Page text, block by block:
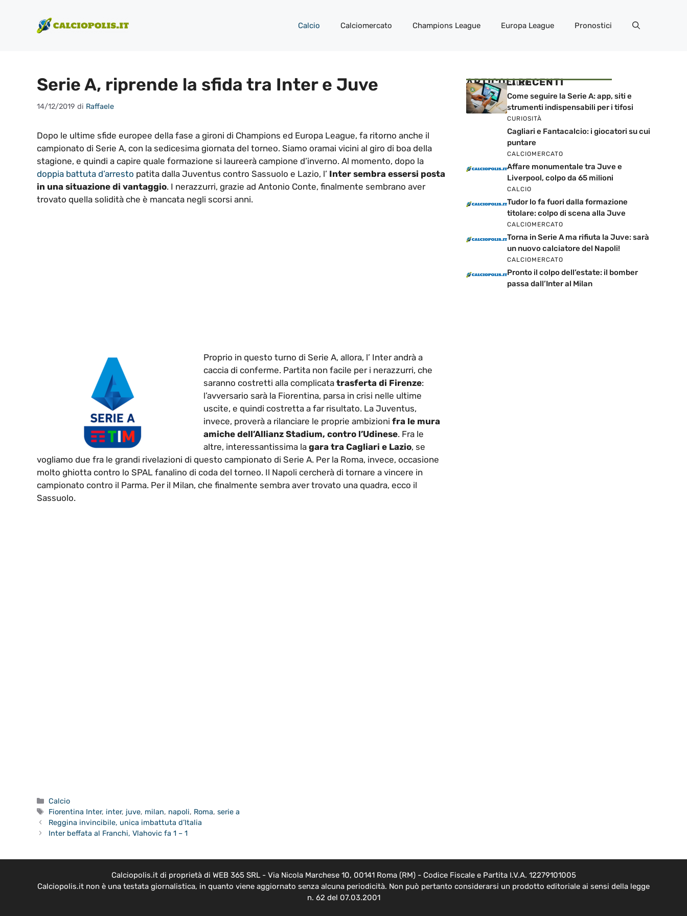
contenuto
Calcio Calciomercato Champions League Europa League Pronostici
Serie A, riprende la sfida tra Inter e Juve
14/12/2019 di Raffaele
Dopo le ultime sfide europee della fase a gironi di Champions ed Europa League, fa ritorno anche il
campionato di Serie A, con la sedicesima giornata del torneo. Siamo oramai vicini al giro di boa della
stagione, e quindi a capire quale formazione si laureerà campione d’inverno. Al momento, dopo la
doppia battuta d’arresto patita dalla Juventus contro Sassuolo e Lazio, l’ Inter sembra essersi posta
in una situazione di vantaggio. I nerazzurri, grazie ad Antonio Conte, finalmente sembrano aver
trovato quella solidità che è mancata negli scorsi anni.
Proprio in questo turno di Serie A, allora, l’ Inter andrà a
caccia di conferme. Partita non facile per i nerazzurri, che
saranno costretti alla complicata trasferta di Firenze:
l’avversario sarà la Fiorentina, parsa in crisi nelle ultime
uscite, e quindi costretta a far risultato. La Juventus,
invece, proverà a rilanciare le proprie ambizioni fra le mura
amiche dell’Allianz Stadium, contro l’Udinese. Fra le
altre, interessantissima la gara tra Cagliari e Lazio, se
vogliamo due fra le grandi rivelazioni di questo campionato di Serie A. Per la Roma, invece, occasione
molto ghiotta contro lo SPAL fanalino di coda del torneo. Il Napoli cercherà di tornare a vincere in
campionato contro il Parma. Per il Milan, che finalmente sembra aver trovato una quadra, ecco il
Sassuolo.
Categorie
Calcio
Tag
Fiorentina Inter, inter, juve, milan, napoli, Roma,serie a
Reggina invincibile, unica imbattuta d’Italia
Inter beffata al Franchi, Vlahovic fa 1 – 1
ARTICOLI RECENTI
CALCIO
Come seguire la Serie A: app, siti e
strumenti indispensabili per i tifosi
CURIOSITÀ
Cagliari e Fantacalcio: i giocatori su cui
puntare
CALCIOMERCATO
Affare monumentale tra Juve e
Liverpool, colpo da 65 milioni
CALCIO
Tudor lo fa fuori dalla formazione
titolare: colpo di scena alla Juve
CALCIOMERCATO
Torna in Serie A ma rifiuta la Juve: sarà
un nuovo calciatore del Napoli!
CALCIOMERCATO
Pronto il colpo dell’estate: il bomber
passa dall’Inter al Milan
Calciopolis.it di proprietà di WEB 365 SRL - Via Nicola Marchese 10, 00141 Roma (RM) - Codice Fiscale e Partita I.V.A. 12279101005
Calciopolis.it non è una testata giornalistica, in quanto viene aggiornato senza alcuna periodicità. Non può pertanto considerarsi un prodotto editoriale ai sensi della legge
n. 62 del 07.03.2001